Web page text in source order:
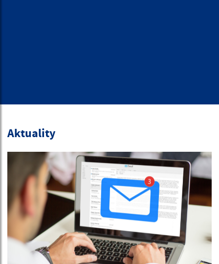
Aktuality